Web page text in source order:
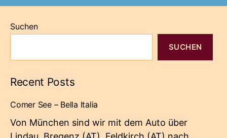
Suchen
SUCHEN
Recent Posts
Comer See – Bella Italia
Von München sind wir mit dem Auto über